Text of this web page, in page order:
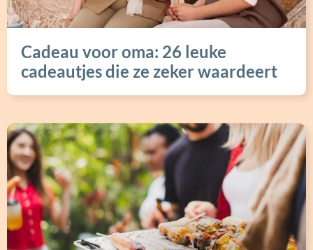
Cadeau voor oma: 26 leuke
cadeautjes die ze zeker waardeert